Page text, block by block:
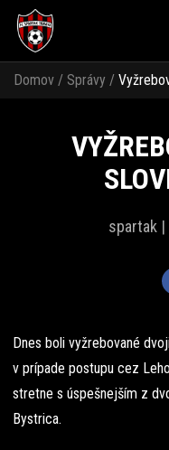
Domov / Správy /
spartak |
Dnes boli vyžrebované
v prípade postupu cez
stretne s úspešnejším z
Bystrica.